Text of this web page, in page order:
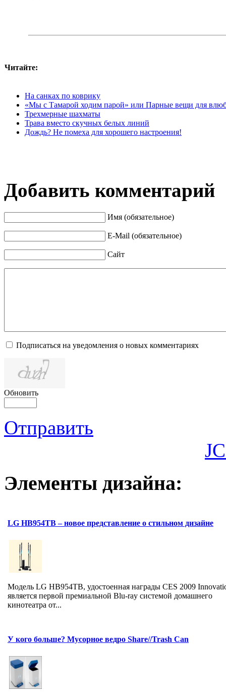
Читайте:
На санках по коврику
«Мы с Тамарой ходим парой» или Парные вещи для
Трехмерные шахматы
Трава вместо скучных белых линий
Дождь? Не помеха для хорошего настроения!
Добавить комментарий
Имя (обязательное)
E-Mail (обязательное)
Сайт
Подписаться на уведомления о новых комментариях
Обновить
Отправить
Элементы дизайна:
LG HB954TB – новое представление о стильном дизайне
Модель LG HB954TB, удостоенная награды CES 2009
является первой премиальной Blu-ray системой домашнего
кинотеатра от...
У кого больше? Мусорное ведро Share//Trash Can